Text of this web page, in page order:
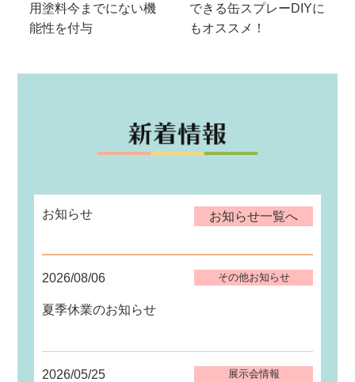
用塗料今までにない機
能性を付与
できる缶スプレーDIYに
もオススメ！
お知らせ お知らせ一覧へ
2026/08/06 その他お知らせ
夏季休業のお知らせ
2026/05/25 展示会情報